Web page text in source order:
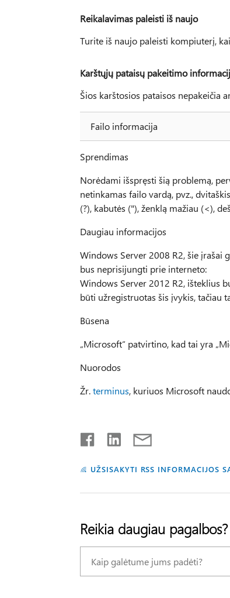
Reikalavimas paleisti iš naujo
Turite iš naujo paleisti kompiuterį,
Karštųjų pataisų pakeitimo
Šios karštosios pataisos nepakeičia
Failo informacija
Sprendimas
Norėdami išspręsti šią problemą,
netinkamas failo vardą, pvz.,
(?), kabutės ("), ženklą mažiau (<),
Daugiau informacijos
Windows Server 2008 R2, šie įrašai
bus neprisijungti prie interneto:
Windows Server 2012 R2, išteklius
būti užregistruotas šis įvykis, tačiau
Būsena
„Microsoft“ patvirtino, kad tai yra
Nuorodos
Žr.terminus, kuriuos Microsoft
UŽSISAKYTI RSS INFORMACIJOS
Reikia daugiau pagalbos?